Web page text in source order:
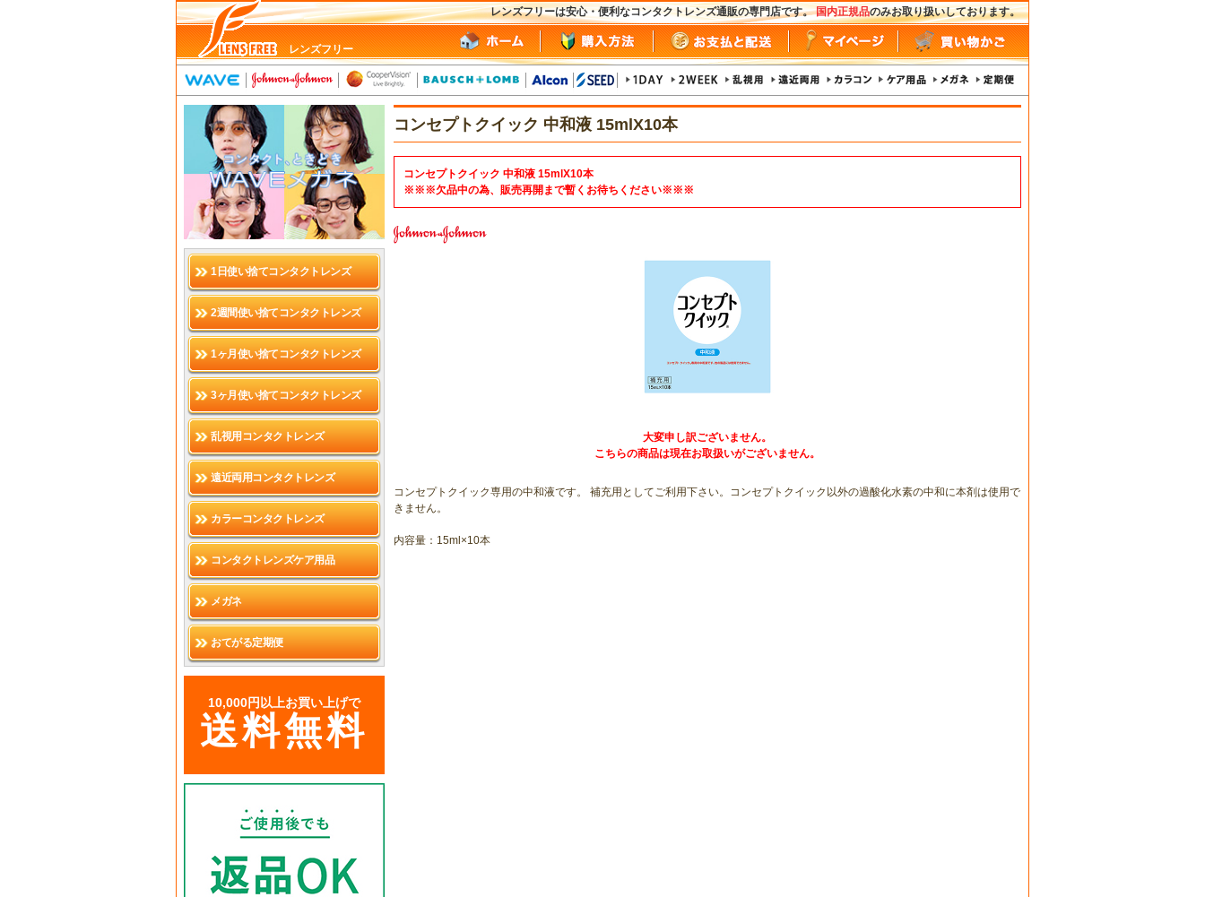
レンズフリーは安心・便利なコンタクトレンズ通販の専門店です。国内正規品のみお取り扱いしております。
レンズフリー
1日使い捨てコンタクトレンズ
2週間使い捨てコンタクトレンズ
1ヶ月使い捨てコンタクトレンズ
3ヶ月使い捨てコンタクトレンズ
乱視用コンタクトレンズ
遠近両用コンタクトレンズ
カラーコンタクトレンズ
コンタクトレンズケア用品
メガネ
おてがる定期便
10,000円以上お買い上げで
送料無料
コンセプトクイック 中和液 15mlX10本
コンセプトクイック 中和液 15mlX10本
※※※欠品中の為、販売再開まで暫くお待ちください※※※
大変申し訳ございません。
こちらの商品は現在お取扱いがございません。
コンセプトクイック専用の中和液です。 補充用としてご利用下さい。コンセプトクイック以外の過酸化水素の中和に本剤は使用で
きません。
内容量：15ml×10本